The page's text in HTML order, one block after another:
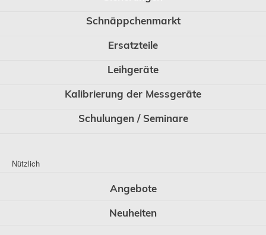
Schnäppchenmarkt
Ersatzteile
Leihgeräte
Kalibrierung der Messgeräte
Schulungen / Seminare
Nützlich
Angebote
Neuheiten